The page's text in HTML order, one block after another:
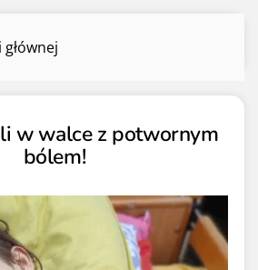
Aktualne zbiórki
w walce z potwornym
bólem!